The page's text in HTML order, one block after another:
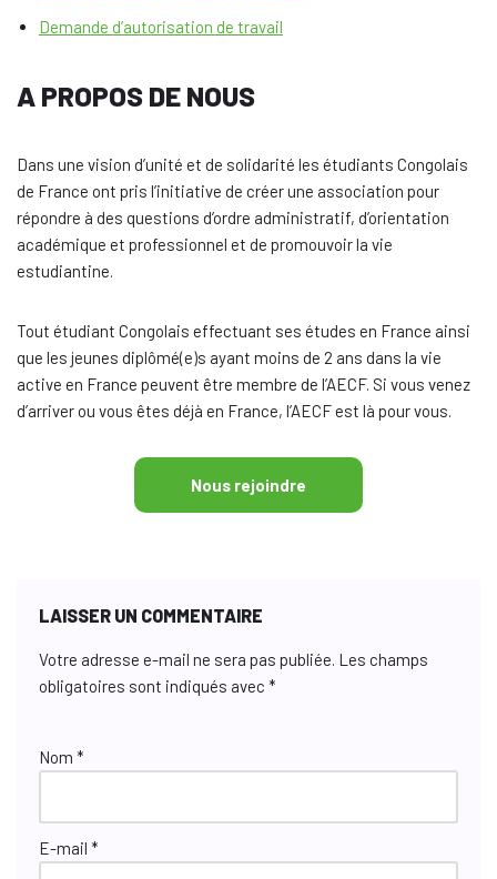
Demande d’autorisation de travail
A PROPOS DE NOUS
Dans une vision d’unité et de solidarité les étudiants Congolais
de France ont pris l’initiative de créer une association pour
répondre à des questions d’ordre administratif, d’orientation
académique et professionnel et de promouvoir la vie
estudiantine.
Tout étudiant Congolais effectuant ses études en France ainsi
que les jeunes diplômé(e)s ayant moins de 2 ans dans la vie
active en France peuvent être membre de l’AECF. Si vous venez
d’arriver ou vous êtes déjà en France, l’AECF est là pour vous.
Nous rejoindre
LAISSER UN COMMENTAIRE
Votre adresse e-mail ne sera pas publiée. Les champs
obligatoires sont indiqués avec *
Nom *
E-mail *